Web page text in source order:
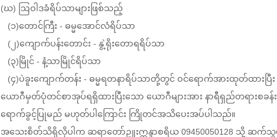
(ဃ) ဩဝါဒခံရိပ်သာများဖြစ်သည့်
(၁)တောင်ကြီး - ဓမ္မအောင်လံရိပ်သာ
(၂)ကျောက်ပန်းတောင်း - နွဲ့ရိုးတောရရိပ်သာ
(၃)မြိုင် - နံ့သာမြိုင်ရိပ်သာ
(၄)ပဲခူးကျောက်တန်း - ဓမ္မရတနာရိပ်သာတို့တွင် ဝင်ရောက်အားထုတ်ထားပြီး
ယောဂီမှတ်ပုံတင်စာအုပ်ရရှိထားပြီးသော ယောဂီများအား နာရီရှည်တရားစခန်
ရောက်ခွင့်ပြုမည် မဟုတ်ပါကြောင်း ကြိုတင်အသိပေးအပ်ပါသည်။
အသေးစိတ်သိရှိလိုပါက ဆရာတော်ဥူးဣန္ဒာစရိယ 09450050128 သို့ ဆက်